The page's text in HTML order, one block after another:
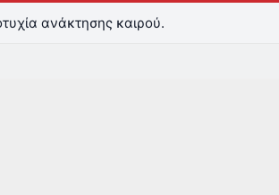
ανάκτησης καιρού.